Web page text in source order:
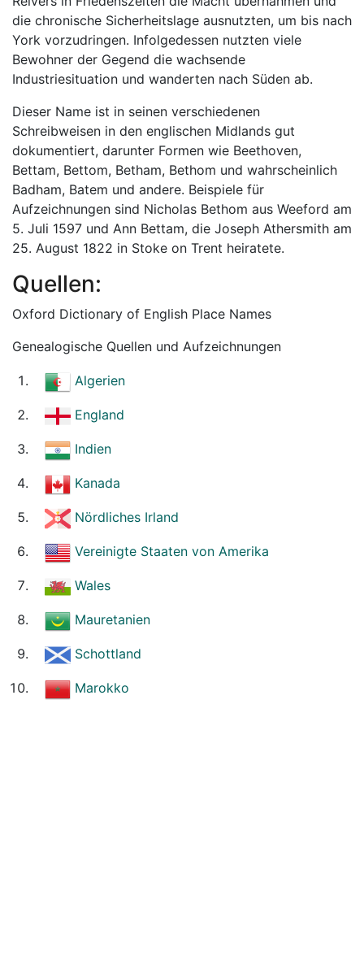
die chronische Sicherheitslage ausnutzten, um bis nach
York vorzudringen. Infolgedessen nutzten viele
Bewohner der Gegend die wachsende
Industriesituation und wanderten nach Süden ab.
Dieser Name ist in seinen verschiedenen
Schreibweisen in den englischen Midlands gut
dokumentiert, darunter Formen wie Beethoven,
Bettam, Bettom, Betham, Bethom und wahrscheinlich
Badham, Batem und andere. Beispiele für
Aufzeichnungen sind Nicholas Bethom aus Weeford am
5. Juli 1597 und Ann Bettam, die Joseph Athersmith am
25. August 1822 in Stoke on Trent heiratete.
Quellen:
Oxford Dictionary of English Place Names
Genealogische Quellen und Aufzeichnungen
Algerien
England
Indien
Kanada
Nördliches Irland
Vereinigte Staaten von Amerika
Wales
Mauretanien
Schottland
Marokko